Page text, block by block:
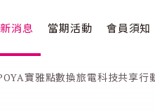
消息 當期活動 會員須知
寶雅點數換旅電科技共享行